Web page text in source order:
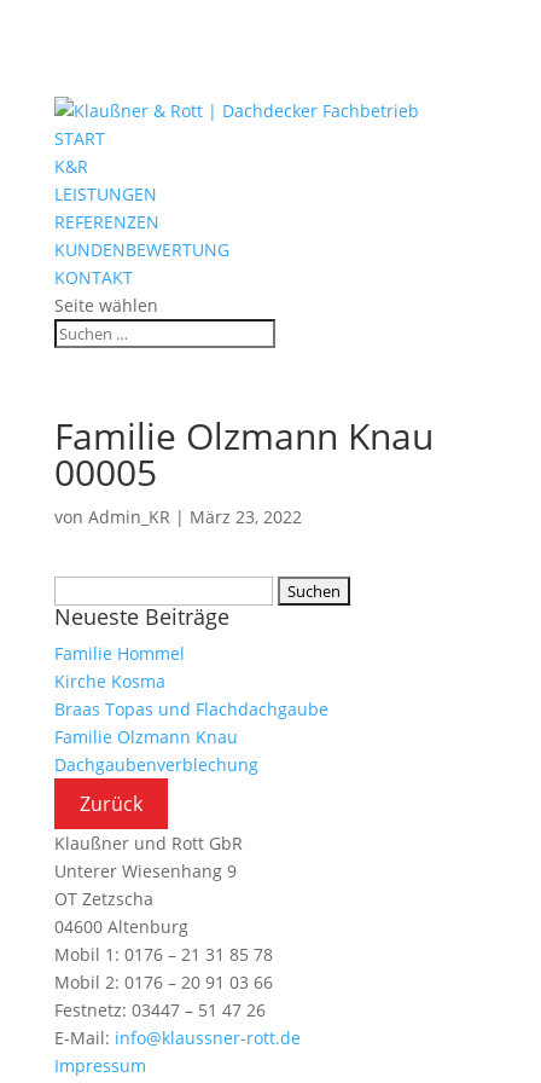
START
K&R
LEISTUNGEN
REFERENZEN
KUNDENBEWERTUNG
KONTAKT
Seite wählen
Familie Olzmann Knau
00005
von Admin_KR | März 23, 2022
nach:
Neueste Beiträge
Familie Hommel
Kirche Kosma
Braas Topas und Flachdachgaube
Familie Olzmann Knau
Dachgaubenverblechung
Klaußner und Rott GbR
Unterer Wiesenhang 9
OT Zetzscha
04600 Altenburg
Mobil 1: 0176 – 21 31 85 78
Mobil 2: 0176 – 20 91 03 66
Festnetz: 03447 – 51 47 26
E-Mail: info@klaussner-rott.de
Impressum